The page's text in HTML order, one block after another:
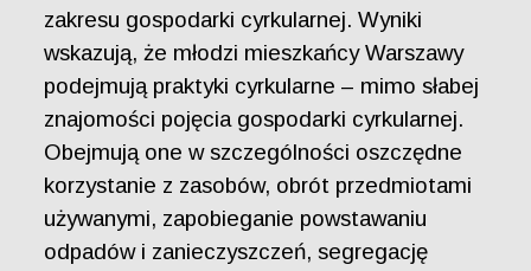
zakresu gospodarki cyrkularnej. Wyniki
wskazują, że młodzi mieszkańcy Warszawy
podejmują praktyki cyrkularne – mimo słabej
znajomości pojęcia gospodarki cyrkularnej.
Obejmują one w szczególności oszczędne
korzystanie z zasobów, obrót przedmiotami
używanymi, zapobieganie powstawaniu
odpadów i zanieczyszczeń, segregację